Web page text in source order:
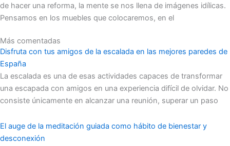
de hacer una reforma, la mente se nos llena de imágenes idílicas.
Pensamos en los muebles que colocaremos, en el
Más comentadas
Disfruta con tus amigos de la escalada en las mejores paredes de
España
La escalada es una de esas actividades capaces de transformar
una escapada con amigos en una experiencia difícil de olvidar. No
consiste únicamente en alcanzar una reunión, superar un paso
El auge de la meditación guiada como hábito de bienestar y
desconexión